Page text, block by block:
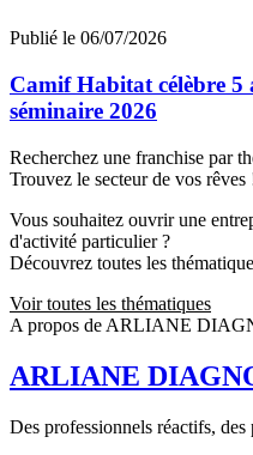
Publié le 06/07/2026
Camif Habitat célèbre 5
séminaire 2026
Recherchez une franchise par
Trouvez le secteur de vos rêves
Vous souhaitez ouvrir une
d'activité particulier ?
Découvrez toutes les
Voir toutes les thématiques
A propos de ARLIANE
ARLIANE
Des professionnels réactifs,